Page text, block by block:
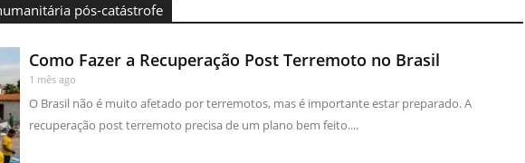
pós-catástrofe
Como Fazer a Recuperação Post Terremoto no Brasil
1 mês ago
O Brasil não é muito afetado por terremotos, mas é importante estar preparado. A
recuperação post terremoto precisa de um plano bem feito....